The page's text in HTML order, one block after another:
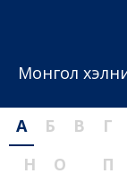
Монгол
А Б В Г
Н
О П